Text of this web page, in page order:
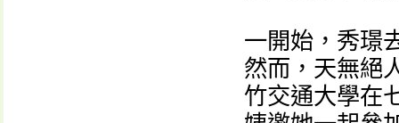
一開始，秀璟
然而，天無絕
竹交通大學在